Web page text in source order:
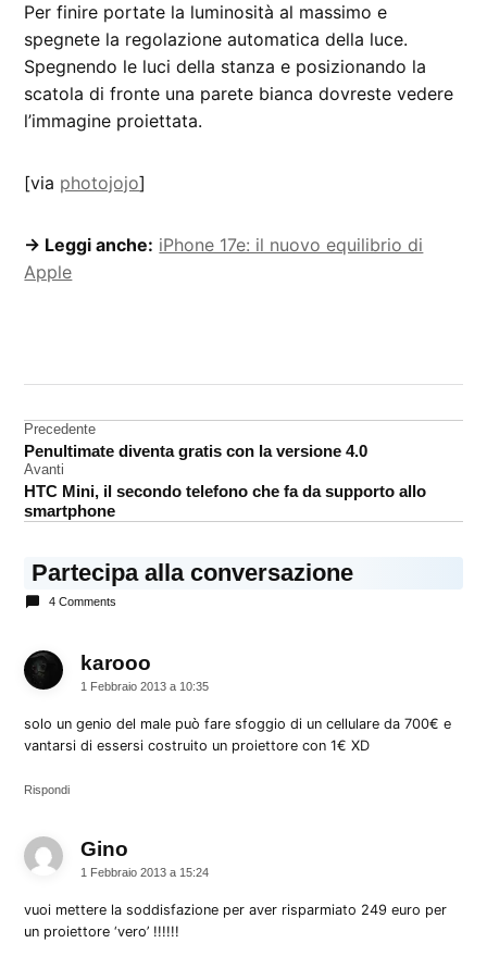
Per finire portate la luminosità al massimo e
spegnete la regolazione automatica della luce.
Spegnendo le luci della stanza e posizionando la
scatola di fronte una parete bianca dovreste vedere
l’immagine proiettata.
[via photojojo]
→ Leggi anche: iPhone 17e: il nuovo equilibrio di
Apple
proiettore
Navigazione
articoli
Precedente
Penultimate diventa gratis con la versione 4.0
Avanti
HTC Mini, il secondo telefono che fa da supporto allo
smartphone
Partecipa alla conversazione
4 Comments
karooo
1 Febbraio 2013 a 10:35
solo un genio del male può fare sfoggio di un cellulare da 700€ e
vantarsi di essersi costruito un proiettore con 1€ XD
Rispondi
Gino
1 Febbraio 2013 a 15:24
vuoi mettere la soddisfazione per aver risparmiato 249 euro per
un proiettore ‘vero’ !!!!!!